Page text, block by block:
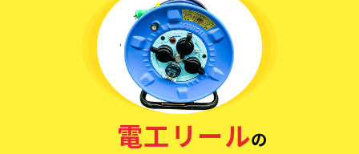
電工リールの